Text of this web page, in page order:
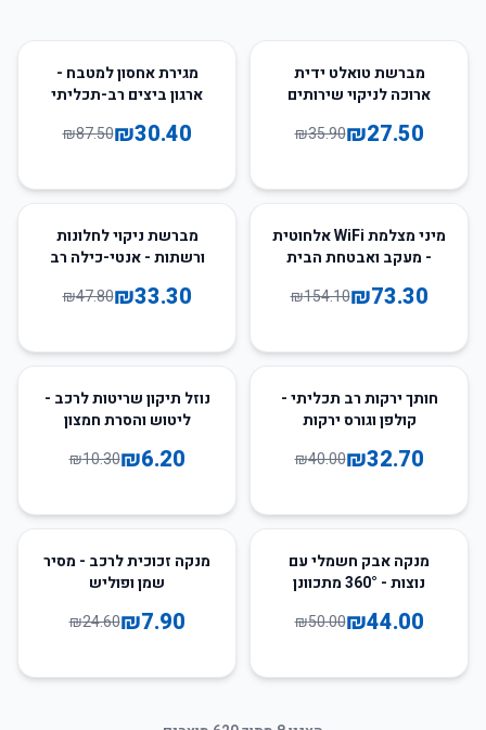
מברשת טואלט ידית
ארוכה לניקוי שירותים
₪27.50
₪35.90
65מגירת אחסון למטבח -
ארגון ביצים רב-תכליתי
₪30.40
₪87.50
52%
מיני מצלמת WiFi אלחוטית
- מעקב ואבטחת הבית
₪73.30
₪154.10
30מברשת ניקוי לחלונות
ורשתות - אנטי-כילה רב
₪33.30
₪47.80
18
חותך ירקות רב תכליתי -
קולפן וגורס ירקות
₪32.70
₪40.00
40%נוזל תיקון שריטות לרכב -
ליטוש והסרת חמצון
₪6.20
₪10.30
12מנקה אבק חשמלי עם
נוצות - 360° מתכוונן
₪44.00
₪50.00
68%מנקה זכוכית לרכב - מסיר
שמן ופוליש
₪7.90
₪24.60